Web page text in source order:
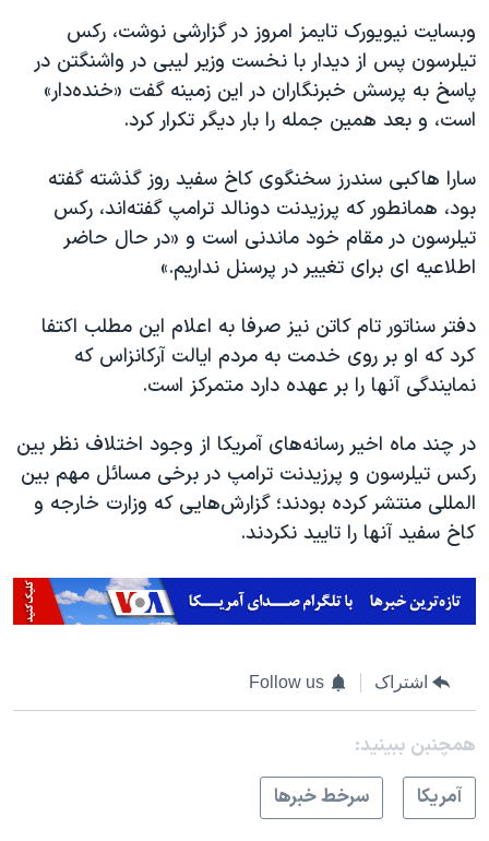
وبسایت نیویورک تایمز امروز در گزارشی نوشت، رکس
تیلرسون پس از دیدار با نخست وزیر لیبی در واشنگتن در
پاسخ به پرسش خبرنگاران در این زمینه گفت «خنده‌دار»
است، و بعد همین جمله را بار دیگر تکرار کرد.
سارا هاکبی سندرز سخنگوی کاخ سفید روز گذشته گفته
بود، همانطور که پرزیدنت دونالد ترامپ گفته‌اند، رکس
تیلرسون در مقام خود ماندنی است و «در حال حاضر
اطلاعیه ای برای تغییر در پرسنل نداریم.»
دفتر سناتور تام کاتن نیز صرفا به اعلام این مطلب اکتفا
کرد که او بر روی خدمت به مردم ایالت آرکانزاس که
نمایندگی آنها را بر عهده دارد متمرکز است.
در چند ماه اخیر رسانه‌های آمریکا از وجود اختلاف نظر بین
رکس تیلرسون و پرزیدنت ترامپ در برخی مسائل مهم بین
المللی منتشر کرده بودند؛ گزارش‌هایی که وزارت خارجه و
کاخ سفید آنها را تایید نکردند.
اشتراک Follow us
همچنبن ببینید:
آمريکا
سرخط خبرها